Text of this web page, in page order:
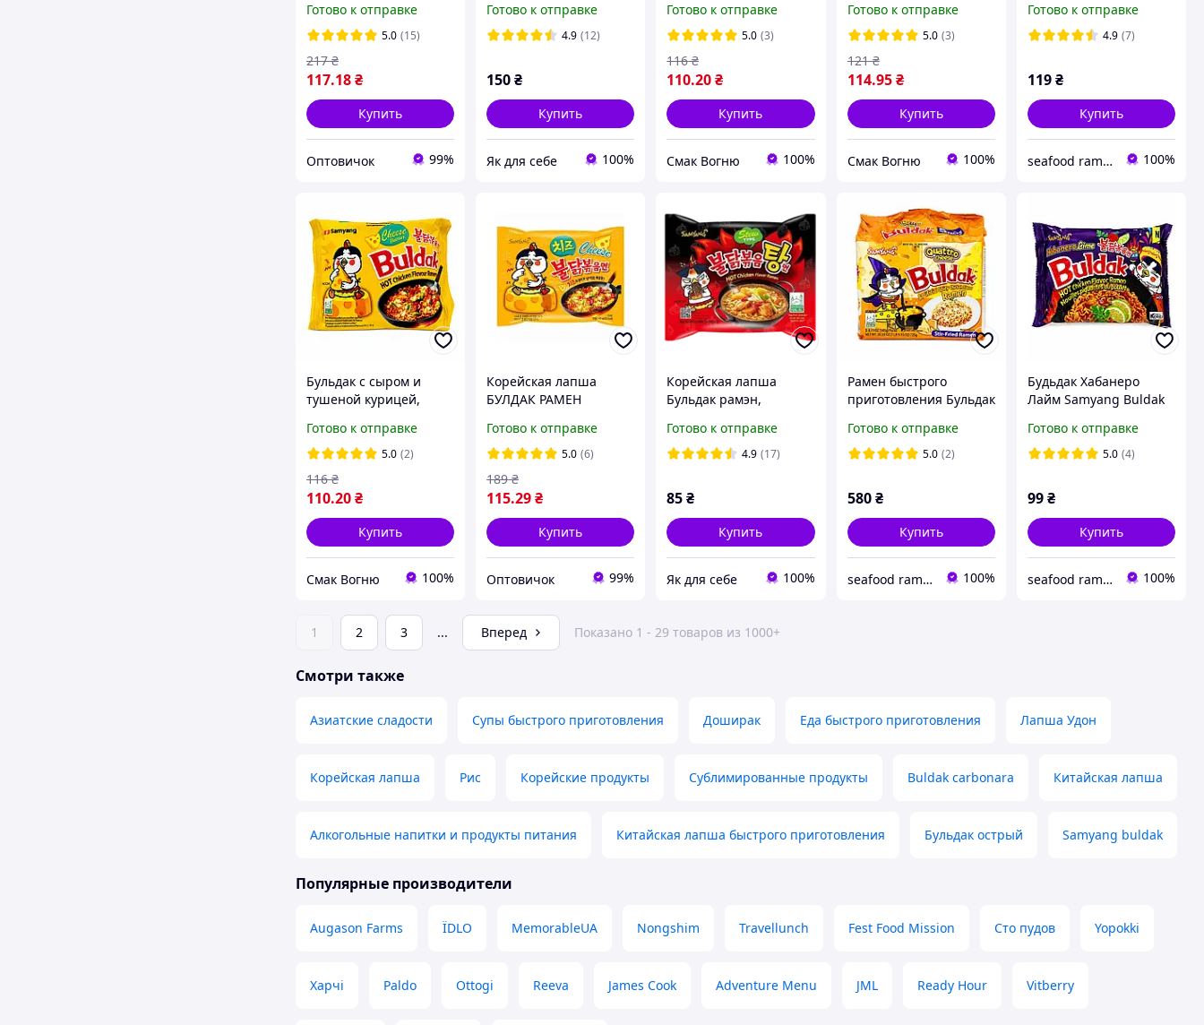
карбонара 130 г
Готово к отправке
5.0 (15)
117.18₴
217 ₴
Купить
Оптовичок 99%
Quattro Cheese острая
со вкусом сыра и
Готово к отправке
4.9 (12)
150₴
Купить
Як для себе 100%
приготовления, Buldak
Jjajang Hot Chicken
Flavor Ramen Samyang
140 г
Готово к отправке
5.0 (3)
110.20₴
116 ₴
Купить
Смак Вогню 100%
приготовления, Buldak
Carbonara Ramen
Samyang 130 г
Готово к отправке
5.0 (3)
114.95 ₴
121 ₴
Купить
Смак Вогню 100%
Buldak Cream
Carbonara Ramen
Готово к отправке
4.9 (7)
119₴
Купить
seafood ramen market 100%
Бульдак с сыром и
тушеной курицей,
быстрого
приготовления Ramen
Buldak Cheese Samyang
140 г
Готово к отправке
5.0 (2)
110.20₴
116 ₴
Купить
Смак Вогню 100%
Корейская лапша
БУЛДАК РАМЕН
140гр срок
Готово к отправке
5.0 (6)
115.29₴
189 ₴
Купить
Оптовичок 99%
Корейская лапша
Бульдак рамэн,
Chicken Ramen Stew
Type 145g
Готово к отправке
4.9 (17)
85₴
Купить
Як для себе 100%
Рамен быстрого
приготовления Бульдак
Cheese Hot Chicken
Flavor Ramen. 5шт
Готово к отправке
5.0 (2)
580 ₴
Купить
seafood ramen market 100%
Будьдак Хабанеро
Лайм Samyang Buldak
Готово к отправке
5.0 (4)
99₴
Купить
seafood ramen market 100%
1 2 3 ... Вперед Показано 1 - 29 товаров из 1000+
Смотри также
Азиатские сладости Супы быстрого приготовления Доширак Еда быстрого приготовления Лапша Удон
Корейская лапша Рис Корейские продукты Сублимированные продукты Buldak carbonara Китайская лапша
Алкогольные напитки и продукты питания Китайская лапша быстрого приготовления Бульдак острый Samyang buldak
Популярные производители
Augason Farms ЇDLO MemorableUA Nongshim Travellunch Fest Food Mission Сто пудов Yopokki
Харчі Paldo Ottogi Reeva James Cook Adventure Menu JML Ready Hour Vitberry